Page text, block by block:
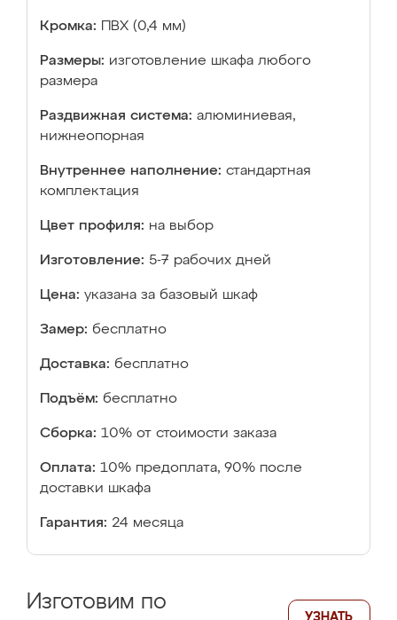
Кромка: ПВХ (0,4 мм)
Размеры: изготовление шкафа любого
размера
Раздвижная система: алюминиевая,
нижнеопорная
Внутреннее наполнение: стандартная
комплектация
Цвет профиля: на выбор
Изготовление: 5-7 рабочих дней
Цена: указана за базовый шкаф
Замер: бесплатно
Доставка: бесплатно
Подъём: бесплатно
Сборка: 10% от стоимости заказа
Оплата: 10% предоплата, 90% после
доставки шкафа
Гарантия: 24 месяца
Изготовим по
УЗНАТЬ